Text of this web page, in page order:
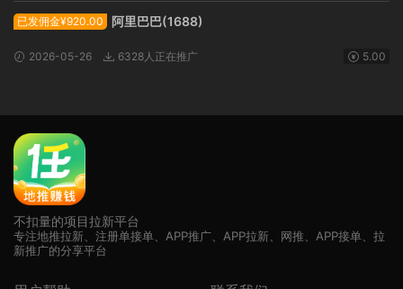
已发佣金¥920.00 阿里巴巴(1688)
2026-05-26 6328人正在推广 5.00
不扣量的项目拉新平台
专注地推拉新、注册单接单、APP推广、APP拉新、网推、APP接单、拉
新推广的分享平台